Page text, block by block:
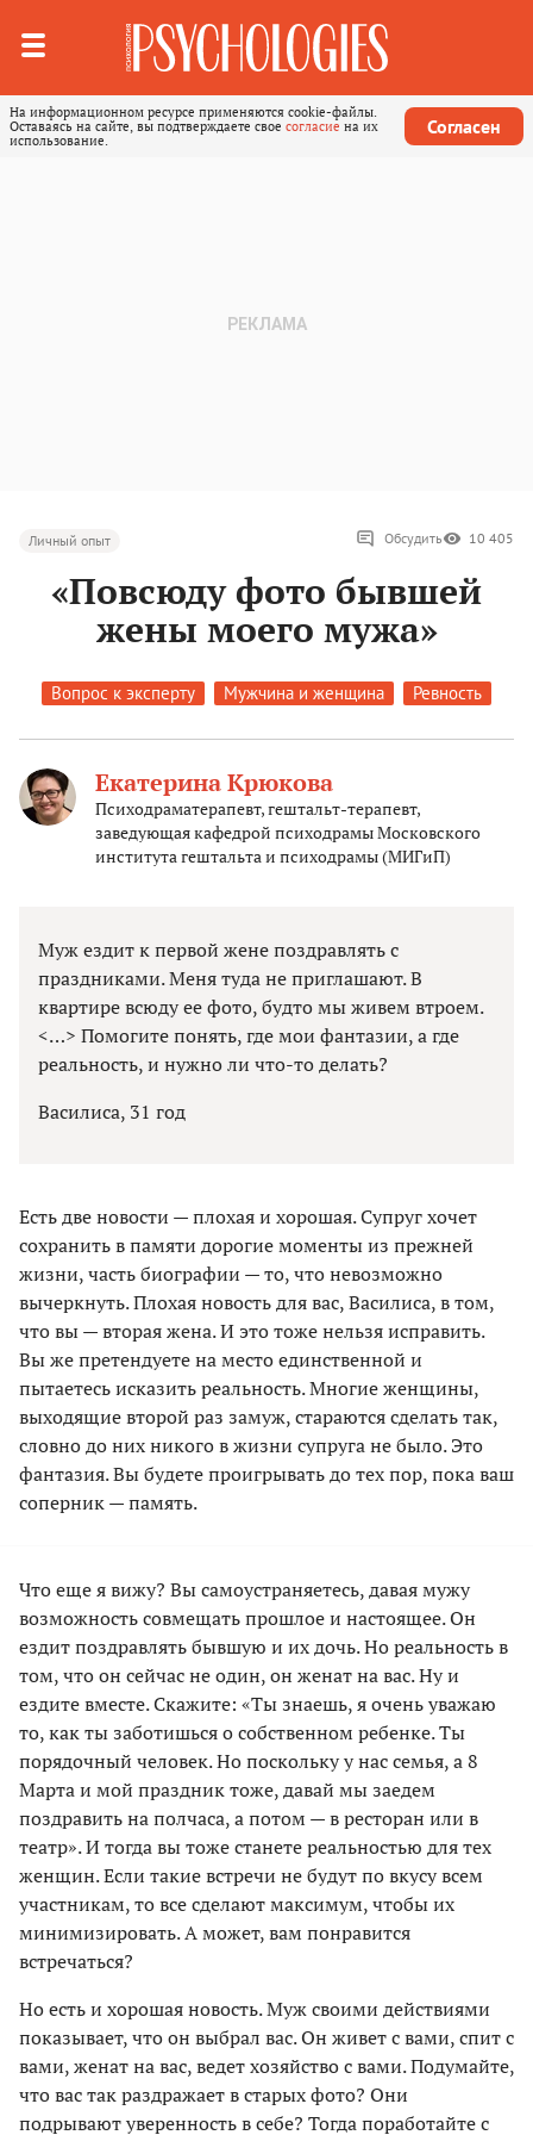
На информационном ресурсе применяются cookie-файлы.
Оставаясь на сайте, вы подтверждаете свое согласие на их
использование.
Согласен
Личный опыт Обсудить 10 405
«Повсюду фото бывшей
жены моего мужа»
Вопрос к эксперту Мужчина и женщина Ревность
Екатерина Крюкова
Психодраматерапевт, гештальт-терапевт,
заведующая кафедрой психодрамы Московского
института гештальта и психодрамы (МИГиП)
Муж ездит к первой жене поздравлять с
праздниками. Меня туда не приглашают. В
квартире всюду ее фото, будто мы живем втроем.
<…> Помогите понять, где мои фантазии, а где
реальность, и нужно ли что-то делать?
Василиса, 31 год
Есть две новости — плохая и хорошая. Супруг хочет
сохранить в памяти дорогие моменты из прежней
жизни, часть биографии — то, что невозможно
вычеркнуть. Плохая новость для вас, Василиса, в том,
что вы — вторая жена. И это тоже нельзя исправить.
Вы же претендуете на место единственной и
пытаетесь исказить реальность. Многие женщины,
выходящие второй раз замуж, стараются сделать так,
словно до них никого в жизни супруга не было. Это
фантазия. Вы будете проигрывать до тех пор, пока ваш
соперник — память.
Что еще я вижу? Вы самоустраняетесь, давая мужу
возможность совмещать прошлое и настоящее. Он
ездит поздравлять бывшую и их дочь. Но реальность в
том, что он сейчас не один, он женат на вас. Ну и
ездите вместе. Скажите: «Ты знаешь, я очень уважаю
то, как ты заботишься о собственном ребенке. Ты
порядочный человек. Но поскольку у нас семья, а 8
Марта и мой праздник тоже, давай мы заедем
поздравить на полчаса, а потом — в ресторан или в
театр». И тогда вы тоже станете реальностью для тех
женщин. Если такие встречи не будут по вкусу всем
участникам, то все сделают максимум, чтобы их
минимизировать. А может, вам понравится
встречаться?
Но есть и хорошая новость. Муж своими действиями
показывает, что он выбрал вас. Он живет с вами, спит с
вами, женат на вас, ведет хозяйство с вами. Подумайте,
что вас так раздражает в старых фото? Они
подрывают уверенность в себе? Тогда поработайте с